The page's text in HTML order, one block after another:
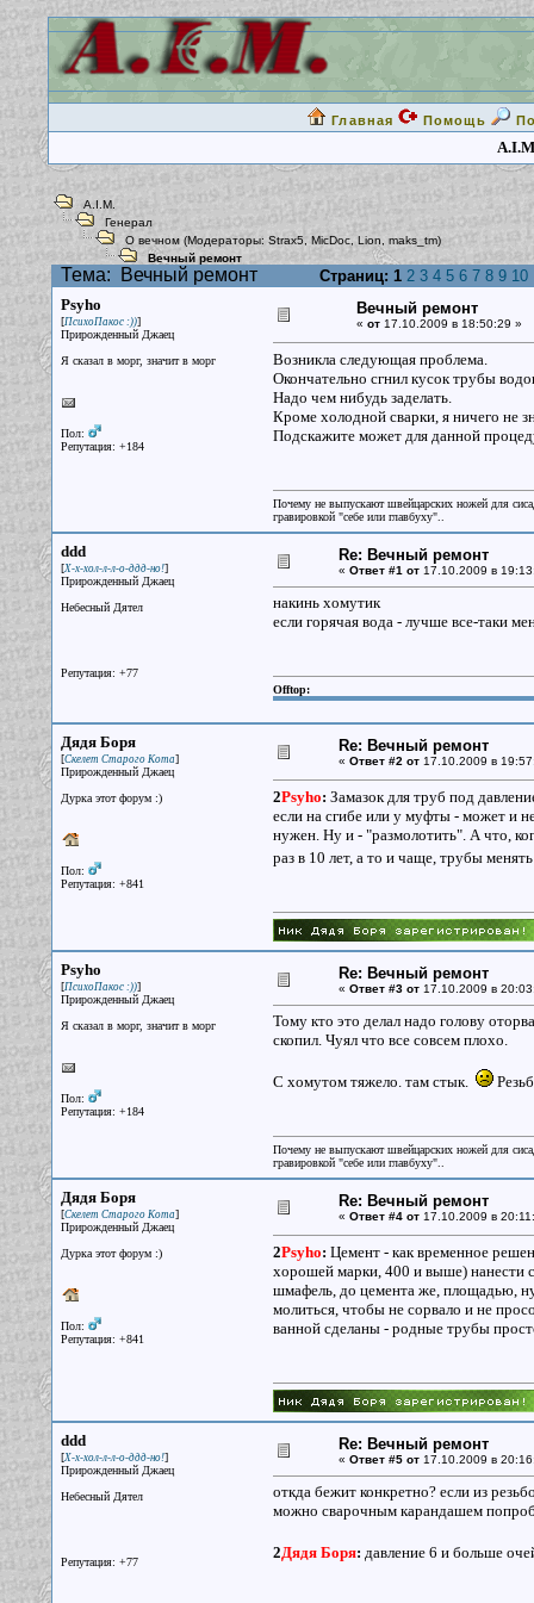
Главная Помощь
A.I.M.
Генерал
О вечном (Модераторы: Strax5 MicDoc, Lion maks_tm)
Вечный ремонт
Тема: Вечный ремонт Страниц: 1 2 3 4 5 6 7 8 9 10
Psyho
[ПсихоПакос :))]
Прирожденный Джаец
Я сказал в морг, значит в морг
Пол:
Репутация: +184
Вечный ремонт
« от17.10.2009 в 18:50:29 »
Возникла следующая проблема.
Окончательно сгнил кусок трубы
Надо чем нибудь заделать.
Кроме холодной сварки, я ничего не
Подскажите может для данной
Почему не выпускают швейцарских ножей для
гравировкой "себе или главбуху"..
ddd
[Х-х-хол-л-л-о-ддд-но!]
Прирожденный Джаец
Небесный Дятел
Репутация: +77
Re: Вечный ремонт
« Ответ #1 от17.10.2009 в
накинь хомутик
если горячая вода - лучше все-таки
Offtop:
Дядя Боря
[Скелет Старого Кота]
Прирожденный Джаец
Дурка этот форум :)
Пол:
Репутация: +841
Re: Вечный ремонт
« Ответ #2 от17.10.2009 в
2Psyho: Замазок для труб под
если на сгибе или у муфты - может и
нужен. Ну и - "размолотить". А что,
раз в 10 лет, а то и чаще, трубы
Psyho
[ПсихоПакос :))]
Прирожденный Джаец
Я сказал в морг, значит в морг
Пол:
Репутация: +184
Re: Вечный ремонт
« Ответ #3 от17.10.2009 в
Тому кто это делал надо голову
скопил. Чуял что все совсем плохо.
С хомутом тяжело. там стык.
Почему не выпускают швейцарских ножей для
гравировкой "себе или главбуху"..
Дядя Боря
[Скелет Старого Кота]
Прирожденный Джаец
Дурка этот форум :)
Пол:
Репутация: +841
Re: Вечный ремонт
« Ответ #4 от17.10.2009 в
2Psyho: Цемент - как временное
хорошей марки, 400 и выше) нанести
шмафель, до цемента же, площадью,
молиться, чтобы не сорвало и не
ванной сделаны - родные трубы
ddd
[Х-х-хол-л-л-о-ддд-но!]
Прирожденный Джаец
Небесный Дятел
Репутация: +77
Re: Вечный ремонт
« Ответ #5 от17.10.2009 в
откда бежит конкретно? если из
можно сварочным карандашем
2Дядя Боря: давление 6 и больше